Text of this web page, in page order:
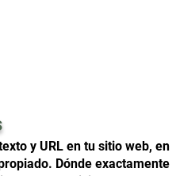
y URL en tu sitio web, en
Dónde exactamente